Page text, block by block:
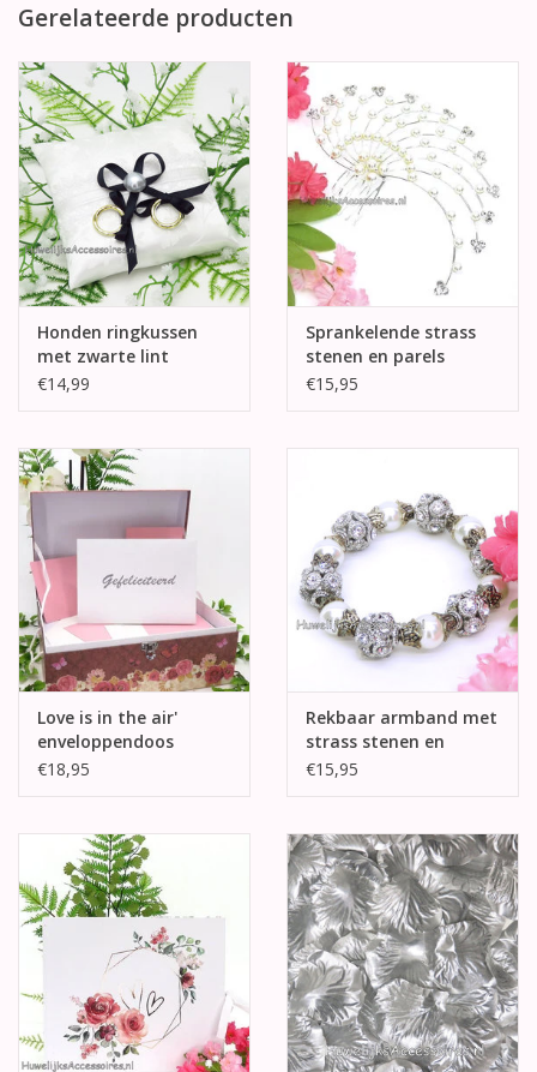
Gerelateerde producten
Honden ringkussen
met zwarte lint
€14,99
Sprankelende strass
stenen en parels
haarkam
€15,95
Love is in the air'
enveloppendoos
€18,95
Rekbaar armband met
strass stenen en
parels
€15,95